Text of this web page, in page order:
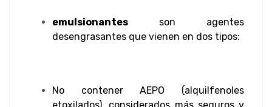
emulsionantes son agentes
desengrasantes que vienen en dos tipos:
No contener AEPO (alquilfenoles
etoxilados), considerados más seguros y